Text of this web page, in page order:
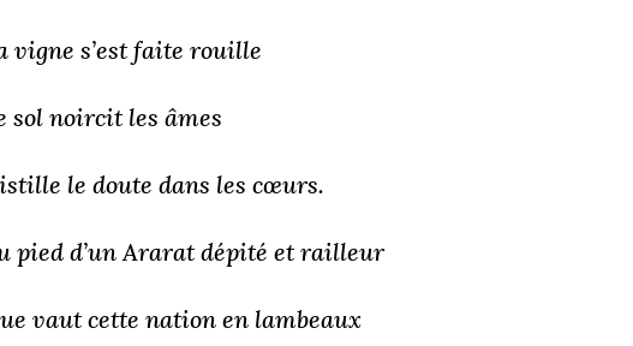
vigne s’est faite rouille
sol noircit les âmes
le doute dans les cœurs.
pied d’un Ararat dépité et railleur
vaut cette nation en lambeaux